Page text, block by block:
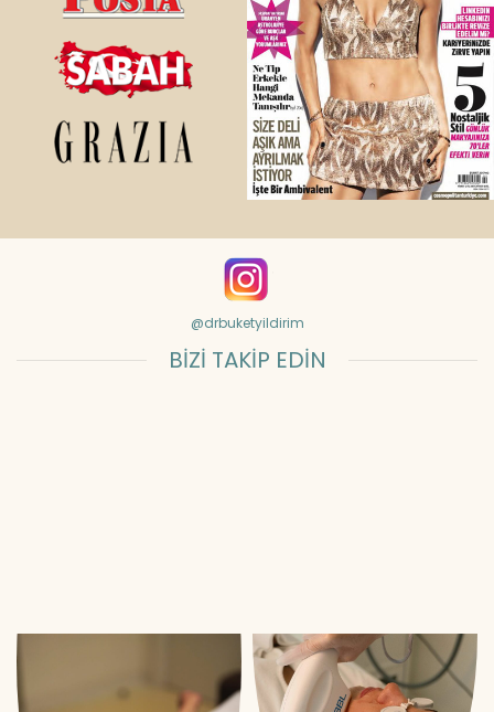
@drbuketyildirim
BİZİ TAKİP EDİN